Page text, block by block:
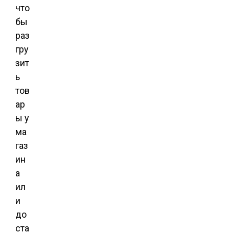
что
бы
раз
гру
зит
ь
тов
ар
ы у
ма
газ
ин
а
ил
и
до
ста